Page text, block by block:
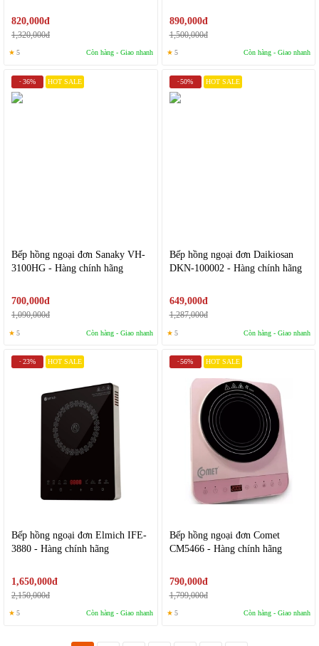
820,000đ
1,320,000đ
★ 5 Còn hàng - Giao nhanh
890,000đ
1,500,000đ
★ 5 Còn hàng - Giao nhanh
- 36% HOT SALE
Bếp hồng ngoại đơn Sanaky VH-
3100HG - Hàng chính hãng
700,000đ
1,090,000đ
★ 5 Còn hàng - Giao nhanh
-50% HOT SALE
Bếp hồng ngoại đơn Daikiosan
DKN-100002 - Hàng chính hãng
649,000đ
1,287,000đ
★ 5 Còn hàng - Giao nhanh
- 23% HOT SALE
Bếp hồng ngoại đơn Elmich IFE-
3880 - Hàng chính hãng
1,650,000đ
2,150,000đ
★ 5 Còn hàng - Giao nhanh
-56% HOT SALE
Bếp hồng ngoại đơn Comet
CM5466 - Hàng chính hãng
790,000đ
1,799,000đ
★ 5 Còn hàng - Giao nhanh